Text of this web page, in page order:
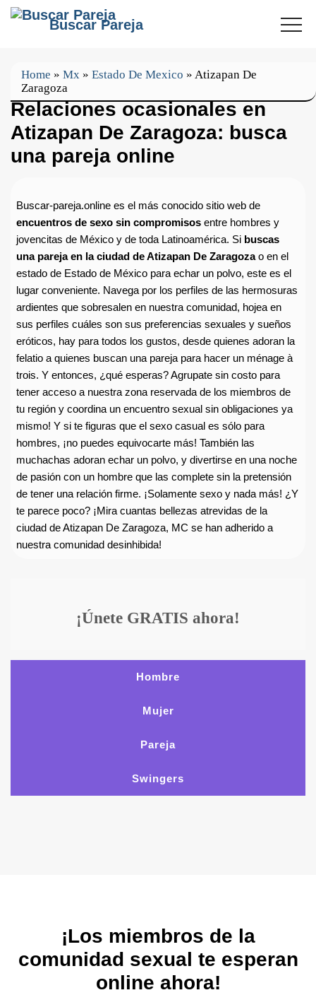
Buscar Pareja
Home » Mx » Estado De Mexico » Atizapan De
Zaragoza
Relaciones ocasionales en
Atizapan De Zaragoza: busca
una pareja online
Buscar-pareja.online es el más conocido sitio web de
encuentros de sexo sin compromisos entre hombres y
jovencitas de México y de toda Latinoamérica. Si buscas
una pareja en la ciudad de Atizapan De Zaragozao en el
estado de Estado de México para echar un polvo, este es el
lugar conveniente. Navega por los perfiles de las hermosuras
ardientes que sobresalen en nuestra comunidad, hojea en
sus perfiles cuáles son sus preferencias sexuales y sueños
eróticos, hay para todos los gustos, desde quienes adoran la
felatio a quienes buscan una pareja para hacer un ménage à
trois. Y entonces, ¿qué esperas? Agrupate sin costo para
tener acceso a nuestra zona reservada de los miembros de
tu región y coordina un encuentro sexual sin obligaciones ya
mismo! Y si te figuras que el sexo casual es sólo para
hombres, ¡no puedes equivocarte más! También las
muchachas adoran echar un polvo, y divertirse en una noche
de pasión con un hombre que las complete sin la pretensión
de tener una relación firme. ¡Solamente sexo y nada más! ¿Y
te parece poco? ¡Mira cuantas bellezas atrevidas de la
ciudad de Atizapan De Zaragoza, MC se han adherido a
nuestra comunidad desinhibida!
¡Únete GRATIS ahora!
Hombre
Mujer
Pareja
Swingers
¡Los miembros de la
comunidad sexual te esperan
online ahora!